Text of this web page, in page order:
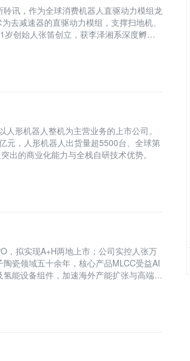
讯，作为全球消费机器人直驱动力模组龙
去减速器的直驱动力模组，支撑扫地机、
创始人张笛创立，获李泽湘系深度孵化
形机器人整机为主营业务的上市公司。
元，人形机器人出货量超5500台、全球第
出的商业化能力与全栈自研技术优势。
，拟实现A+H两地上市；公司实控人张万
瓷领域五十余年，核心产品MLCC受益AI
能设备组件，加速海外产能扩张与高端技
新智元
重点关注人工智能、机器人等前沿领域发展
投资界：清科控股旗下创业与投资资讯平台
深潮TechFlow